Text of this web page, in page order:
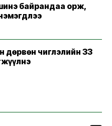
байрандаа орж,
дөрвөн чиглэлийн 33